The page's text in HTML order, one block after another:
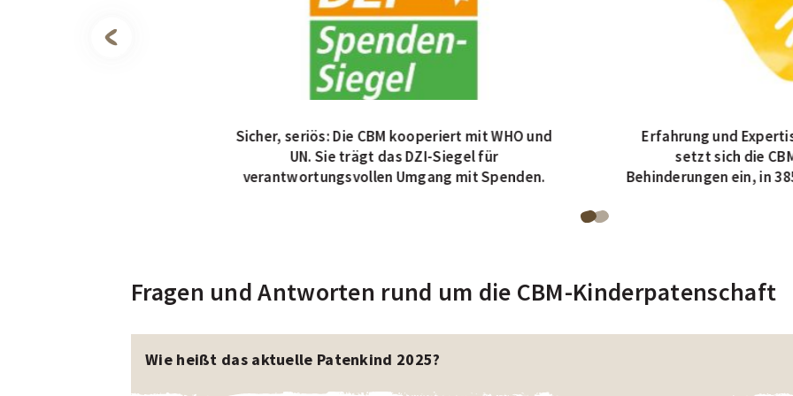
Sicher, seriös: Die CBM kooperiert mit WHO und
UN. Sie trägt das DZI-Siegel für
verantwortungsvollen Umgang mit Spenden.
Erfahrung und
setzt sich die
Behinderungen ein, in
Blättere
Seite
1
von
Blättere
Seite
2
von
Fragen und Antworten rund um die CBM-Kinderpatenschaft
Wie heißt das aktuelle Patenkind 2025?